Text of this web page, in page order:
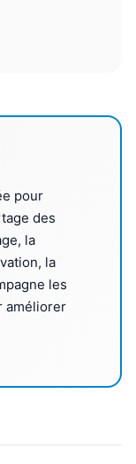
pour
des
la
la
les
améliorer